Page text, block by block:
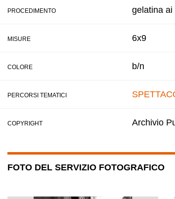
PROCEDIMENTO gelatina ai
MISURE 6x9
COLORE b/n
PERCORSI TEMATICI
COPYRIGHT Archivio
FOTO DEL SERVIZIO FOTOGRAFICO